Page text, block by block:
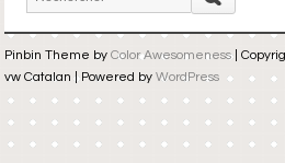
Pinbin Theme by Color Awesomeness|
vw Catalan | Powered by WordPress